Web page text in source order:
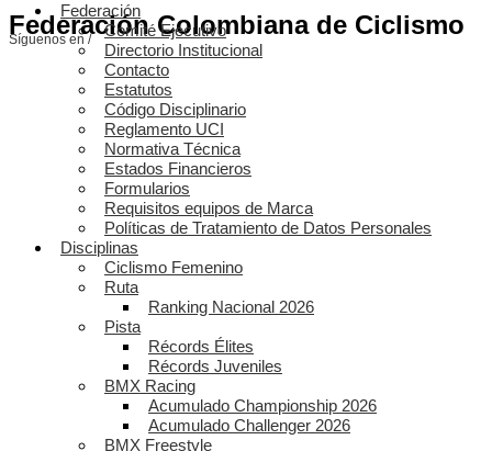
Federación Colombiana de Ciclismo
Síguenos en /
Federación
Comité Ejecutivo
Directorio Institucional
Contacto
Estatutos
Código Disciplinario
Reglamento UCI
Normativa Técnica
Estados Financieros
Formularios
Requisitos equipos de Marca
Políticas de Tratamiento de Datos Personales
Disciplinas
Ciclismo Femenino
Ruta
Ranking Nacional 2026
Pista
Récords Élites
Récords Juveniles
BMX Racing
Acumulado Championship 2026
Acumulado Challenger 2026
BMX Freestyle